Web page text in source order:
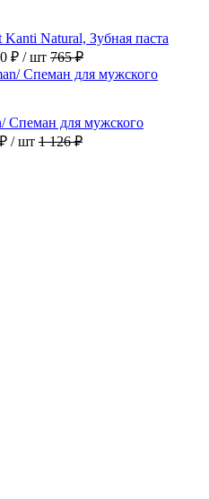
Natural, Зубная паста
₽ / шт 765 ₽
Спеман для мужского
/ шт 1 126 ₽